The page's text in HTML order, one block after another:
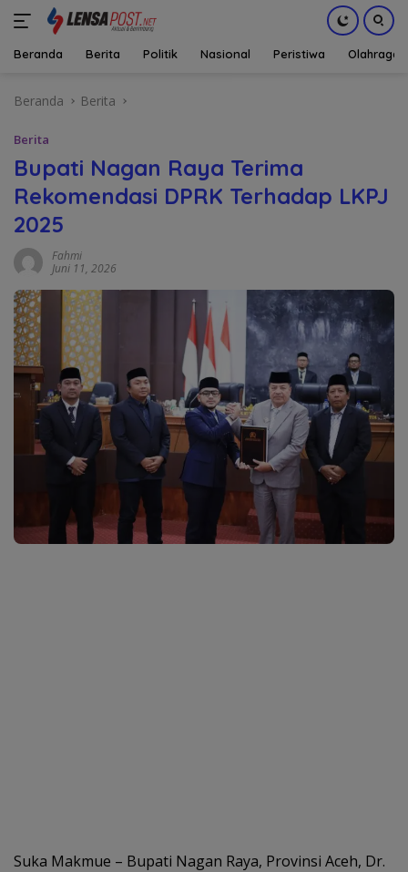
Beranda Berita Politik Nasional Peristiwa Olahraga
Beranda Berita
Berita
Bupati Nagan Raya Terima
Rekomendasi DPRK Terhadap LKPJ
2025
Fahmi
Juni 11, 2026
Suka Makmue – Bupati Nagan Raya, Provinsi Aceh, Dr.